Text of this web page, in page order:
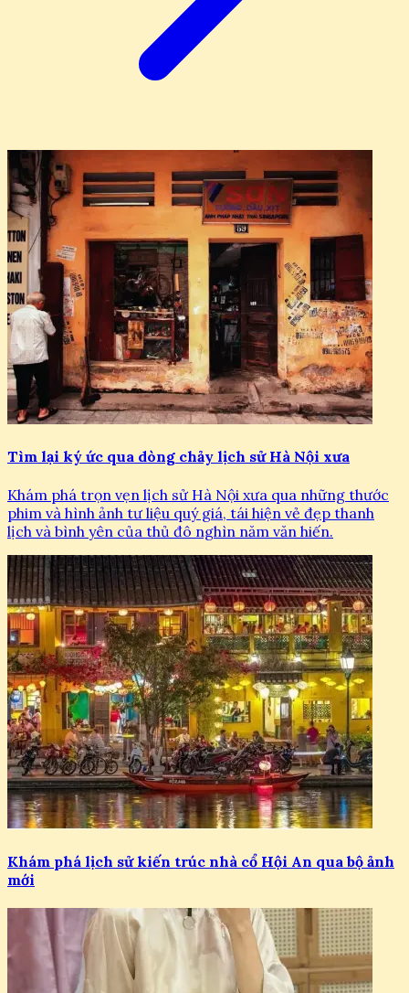
Tìm lại ký ức qua dòng chảy lịch sử Hà Nội xưa
Khám phá trọn vẹn lịch sử Hà Nội xưa qua những thước
phim và hình ảnh tư liệu quý giá, tái hiện vẻ đẹp thanh
lịch và bình yên của thủ đô nghìn năm văn hiến.
Khám phá lịch sử kiến trúc nhà cổ Hội An qua bộ ảnh
mới